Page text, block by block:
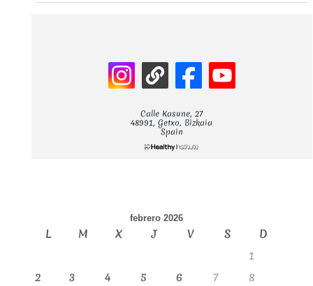
Calle Kasune, 27
48991, Getxo, Bizkaia
Spain
febrero 2026
L M X J V S
D
1
2
3 4 5 6 7
8